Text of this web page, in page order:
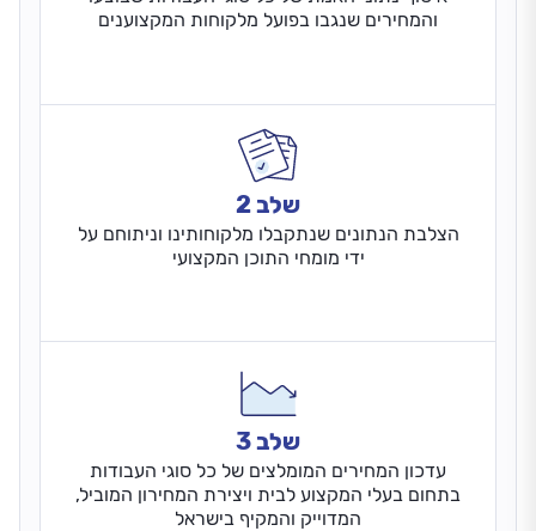
והמחירים שנגבו בפועל מלקוחות המקצוענים
שלב 2
הצלבת הנתונים שנתקבלו מלקוחותינו וניתוחם על
ידי מומחי התוכן המקצועי
שלב 3
עדכון המחירים המומלצים של כל סוגי העבודות
בתחום בעלי המקצוע לבית ויצירת המחירון המוביל,
המדוייק והמקיף בישראל